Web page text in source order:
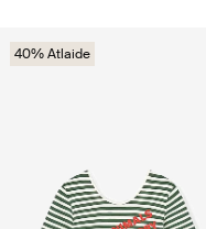
40% Atlaide